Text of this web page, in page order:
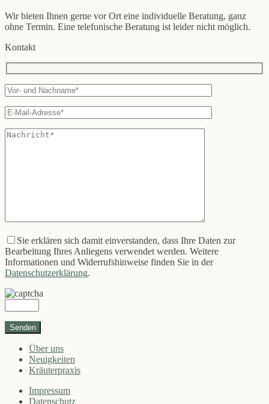
Wir bieten Ihnen gerne vor Ort eine individuelle Beratung, ganz
ohne Termin. Eine telefonische Beratung ist leider nicht möglich.
Kontakt
Sie erklären sich damit einverstanden, dass Ihre Daten zur
Bearbeitung Ihres Anliegens verwendet werden. Weitere
Informationen und Widerrufshinweise finden Sie in der
Datenschutzerklärung.
Über uns
Neuigkeiten
Kräuterpraxis
Impressum
Datenschutz